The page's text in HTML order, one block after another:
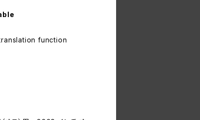
function